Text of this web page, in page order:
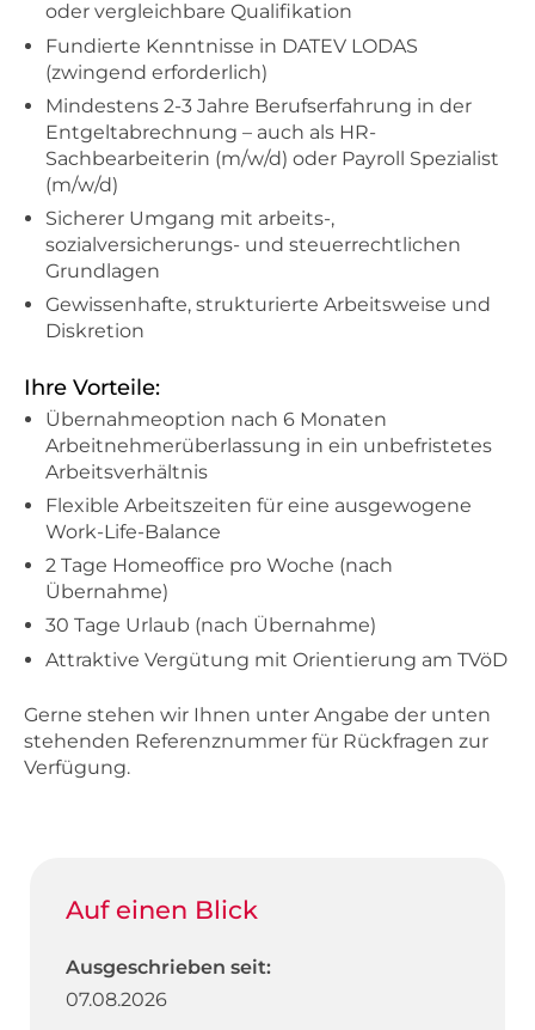
oder vergleichbare Qualifikation
Fundierte Kenntnisse in DATEV LODAS
(zwingend erforderlich)
Mindestens 2-3 Jahre Berufserfahrung in der
Entgeltabrechnung – auch als HR-
Sachbearbeiterin (m/w/d) oder Payroll Spezialist
(m/w/d)
Sicherer Umgang mit arbeits-,
sozialversicherungs- und steuerrechtlichen
Grundlagen
Gewissenhafte, strukturierte Arbeitsweise und
Diskretion
Ihre Vorteile:
Übernahmeoption nach 6 Monaten
Arbeitnehmerüberlassung in ein unbefristetes
Arbeitsverhältnis
Flexible Arbeitszeiten für eine ausgewogene
Work-Life-Balance
2 Tage Homeoffice pro Woche (nach
Übernahme)
30 Tage Urlaub (nach Übernahme)
Attraktive Vergütung mit Orientierung am TVöD
Gerne stehen wir Ihnen unter Angabe der unten
stehenden Referenznummer für Rückfragen zur
Verfügung.
Auf einen Blick
Ausgeschrieben seit:
07.08.2026